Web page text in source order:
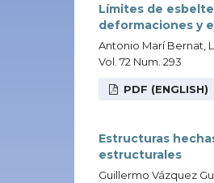
Límites de
deformaciones y
Antonio Marí Bernat,
Vol. 72 Num. 293
PDF (ENGLISH)
Estructuras
estructurales
Guillermo Vázquez